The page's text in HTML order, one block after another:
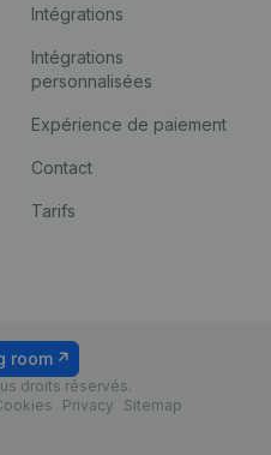
Intégrations
Intégrations
personnalisées
Expérience de paiement
Contact
Tarifs
droits réservés.
Privacy Sitemap
room